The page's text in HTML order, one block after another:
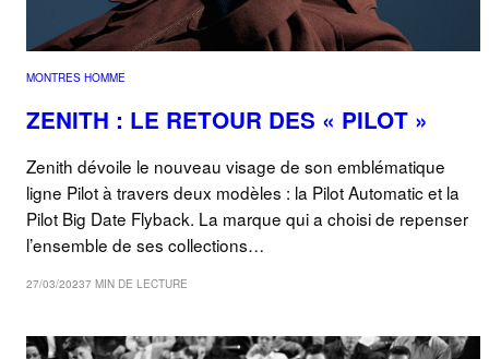
MONTRES HOMME
ZENITH : LE RETOUR DES « PILOT »
Zenith dévoile le nouveau visage de son emblématique
ligne Pilot à travers deux modèles : la Pilot Automatic et la
Pilot Big Date Flyback. La marque qui a choisi de repenser
l’ensemble de ses collections…
27/03/20237 MIN DE LECTURE